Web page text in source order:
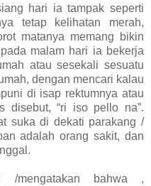
hari ia tampak seperti
tetap kelihatan merah,
matanya memang bikin
malam hari ia bekerja
atau sesekali sesuatu
dengan mencari kalau
di isap rektumnya atau
disebut, “ri iso pello na”.
suka di dekati parakang /
adalah orang sakit, dan
/mengatakan bahwa ,